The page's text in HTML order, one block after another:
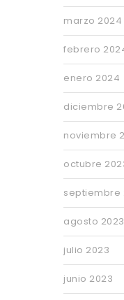
marzo 2024
febrero
enero 2024
diciembre
noviembre
octubre
septiembre
agosto 2023
julio 2023
junio 2023